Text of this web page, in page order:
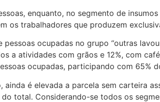
enquanto, no segmento de
os trabalhadores que produzem
ocupadas no grupo “outras
a atividades com grãos e 12%, com
ocupadas, participando com 65%
é elevada a parcela sem carteira
total. Considerando-se todos os